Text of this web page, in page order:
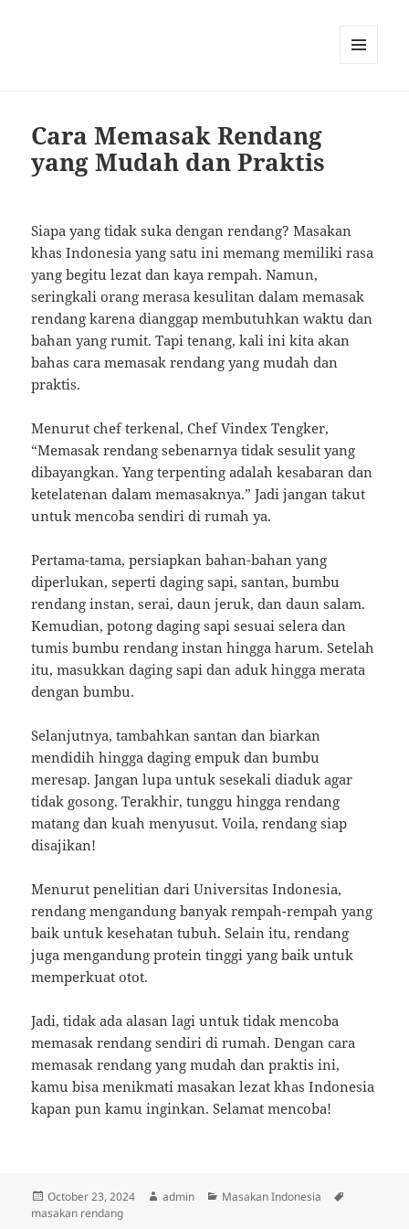
Cara Memasak Rendang
yang Mudah dan Praktis
Siapa yang tidak suka dengan rendang? Masakan
khas Indonesia yang satu ini memang memiliki rasa
yang begitu lezat dan kaya rempah. Namun,
seringkali orang merasa kesulitan dalam memasak
rendang karena dianggap membutuhkan waktu dan
bahan yang rumit. Tapi tenang, kali ini kita akan
bahas cara memasak rendang yang mudah dan
praktis.
Menurut chef terkenal, Chef Vindex Tengker,
“Memasak rendang sebenarnya tidak sesulit yang
dibayangkan. Yang terpenting adalah kesabaran dan
ketelatenan dalam memasaknya.” Jadi jangan takut
untuk mencoba sendiri di rumah ya.
Pertama-tama, persiapkan bahan-bahan yang
diperlukan, seperti daging sapi, santan, bumbu
rendang instan, serai, daun jeruk, dan daun salam.
Kemudian, potong daging sapi sesuai selera dan
tumis bumbu rendang instan hingga harum. Setelah
itu, masukkan daging sapi dan aduk hingga merata
dengan bumbu.
Selanjutnya, tambahkan santan dan biarkan
mendidih hingga daging empuk dan bumbu
meresap. Jangan lupa untuk sesekali diaduk agar
tidak gosong. Terakhir, tunggu hingga rendang
matang dan kuah menyusut. Voila, rendang siap
disajikan!
Menurut penelitian dari Universitas Indonesia,
rendang mengandung banyak rempah-rempah yang
baik untuk kesehatan tubuh. Selain itu, rendang
juga mengandung protein tinggi yang baik untuk
memperkuat otot.
Jadi, tidak ada alasan lagi untuk tidak mencoba
memasak rendang sendiri di rumah. Dengan cara
memasak rendang yang mudah dan praktis ini,
kamu bisa menikmati masakan lezat khas Indonesia
kapan pun kamu inginkan. Selamat mencoba!
Posted
on
October 23, 2024 Author
admin Categories
Masakan Indonesia
masakan rendang